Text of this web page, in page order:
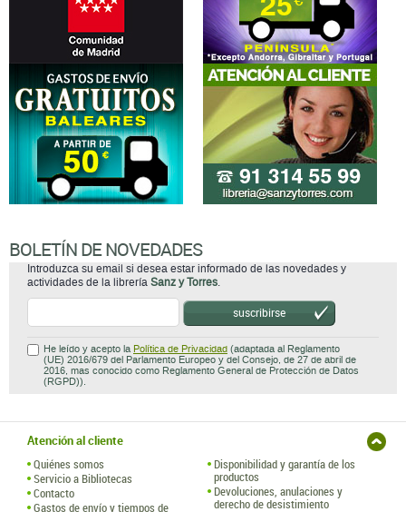
BOLETÍN DE NOVEDADES
Introduzca su email si desea estar informado de las novedades y
actividades de la librería Sanz y Torres
suscribirse
He leído y acepto la Política de Privacidad (adaptada al Reglamento
(UE) 2016/679 del Parlamento Europeo y del Consejo, de 27 de abril de
2016, mas conocido como Reglamento General de Protección de Datos
(RGPD)).
Atención al cliente
Quiénes somos
Servicio a Bibliotecas
Contacto
Gastos de envío y tiempos de
Disponibilidad y garantía de los
productos
Devoluciones, anulaciones y
derecho de desistimiento